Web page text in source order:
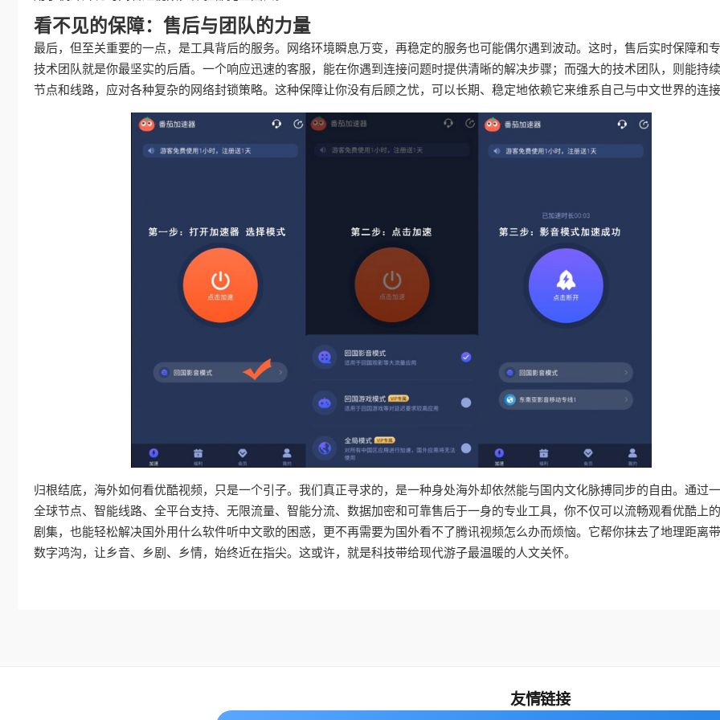
看不见的保障：售后与团队的力量
最后，但至关重要的一点，是工具背后的服务。网络环境瞬息万变，再稳定的服务也可能偶尔遇到波动。这时，售后实时保障和
技术团队就是你最坚实的后盾。一个响应迅速的客服，能在你遇到连接问题时提供清晰的解决步骤；而强大的技术团队，则能持
节点和线路，应对各种复杂的网络封锁策略。这种保障让你没有后顾之忧，可以长期、稳定地依赖它来维系自己与中文世界的连接
归根结底，海外如何看优酷视频，只是一个引子。我们真正寻求的，是一种身处海外却依然能与国内文化脉搏同步的自由。通过
全球节点、智能线路、全平台支持、无限流量、智能分流、数据加密和可靠售后于一身的专业工具，你不仅可以流畅观看优酷上
剧集，也能轻松解决国外用什么软件听中文歌的困惑，更不再需要为国外看不了腾讯视频怎么办而烦恼。它帮你抹去了地理距离
数字鸿沟，让乡音、乡剧、乡情，始终近在指尖。这或许，就是科技带给现代游子最温暖的人文关怀。
友情链接